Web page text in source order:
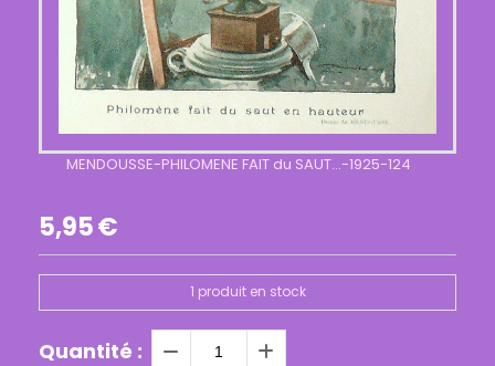
MENDOUSSE-PHILOMENE FAIT du SAUT...-1925-124
5,95€
1 produit en stock
Quantité :